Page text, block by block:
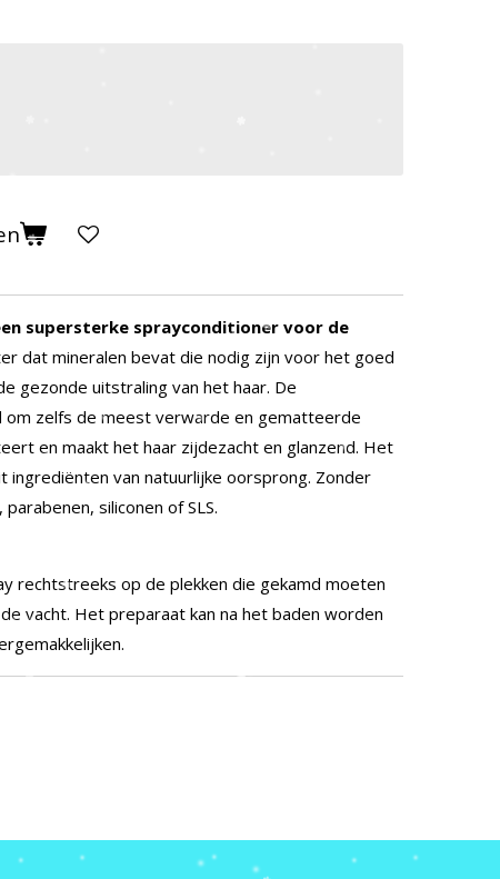
supersterke sprayconditioner voor de
dat mineralen bevat die nodig zijn voor het goed
gezonde uitstraling van het haar. De
om zelfs de meest verwarde en gematteerde
en maakt het haar zijdezacht en glanzend. Het
van natuurlijke oorsprong. Zonder
siliconen of SLS.
rechtstreeks op de plekken die gekamd moeten
vacht. Het preparaat kan na het baden worden